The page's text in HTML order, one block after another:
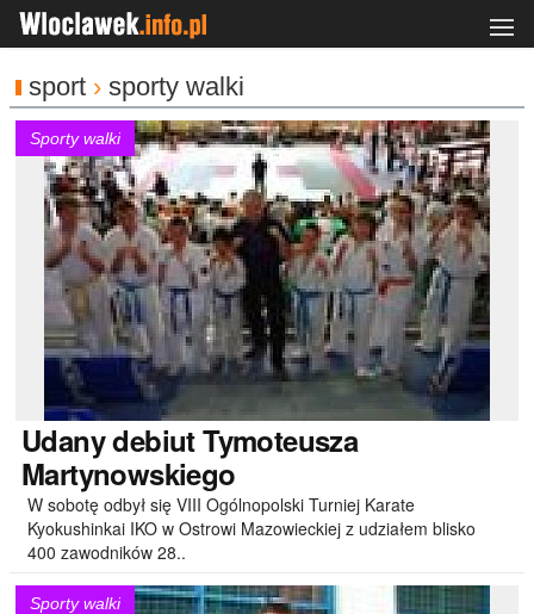
sport › sporty walki
Sporty walki
Udanydebiut Tymoteusza
Martynowskiego
W sobotę odbył się VIII Ogólnopolski Turniej Karate
Kyokushinkai IKO w Ostrowi Mazowieckiej z udziałem blisko
400 zawodników 28..
Sporty walki